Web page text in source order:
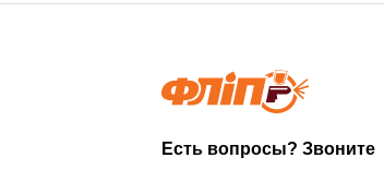
Есть вопросы? Звоните